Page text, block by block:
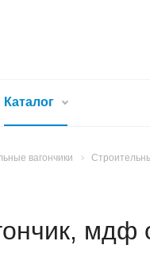
Каталог
вагончики
мдф